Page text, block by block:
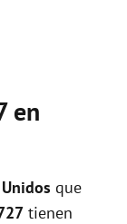
en
que
tienen